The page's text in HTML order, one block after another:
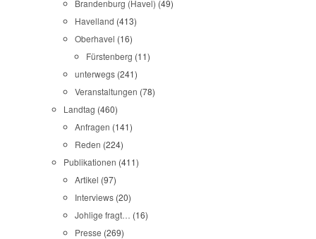
Brandenburg (Havel) (49)
Havelland (413)
Oberhavel (16)
Fürstenberg (11)
unterwegs (241)
Veranstaltungen (78)
Landtag (460)
Anfragen (141)
Reden (224)
Publikationen (411)
Artikel (97)
Interviews (20)
Johlige fragt… (16)
Presse (269)